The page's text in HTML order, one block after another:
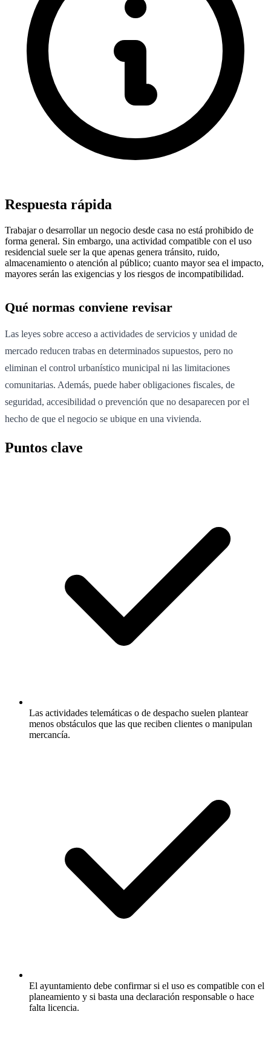
Respuesta rápida
Trabajar o desarrollar un negocio desde casa no está prohibido de
forma general. Sin embargo, una actividad compatible con el uso
residencial suele ser la que apenas genera tránsito, ruido,
almacenamiento o atención al público; cuanto mayor sea el impacto,
mayores serán las exigencias y los riesgos de incompatibilidad.
Qué normas conviene revisar
Las leyes sobre acceso a actividades de servicios y unidad de
mercado reducen trabas en determinados supuestos, pero no
eliminan el control urbanístico municipal ni las limitaciones
comunitarias. Además, puede haber obligaciones fiscales, de
seguridad, accesibilidad o prevención que no desaparecen por el
hecho de que el negocio se ubique en una vivienda.
Puntos clave
Las actividades telemáticas o de despacho suelen plantear
menos obstáculos que las que reciben clientes o manipulan
mercancía.
El ayuntamiento debe confirmar si el uso es compatible con el
planeamiento y si basta una declaración responsable o hace
falta licencia.